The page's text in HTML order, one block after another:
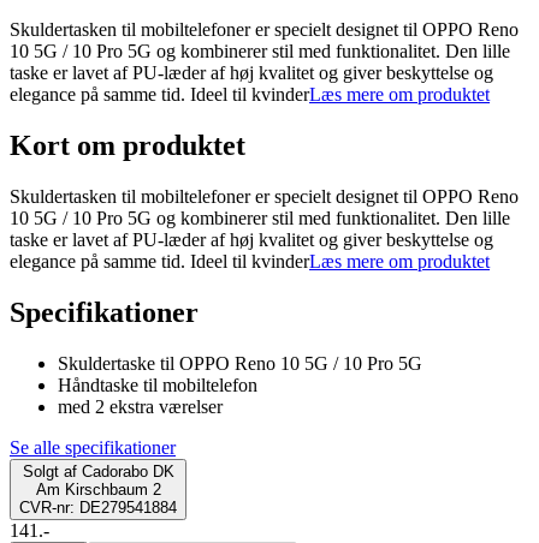
Skuldertasken til mobiltelefoner er specielt designet til OPPO Reno
10 5G / 10 Pro 5G og kombinerer stil med funktionalitet. Den lille
taske er lavet af PU-læder af høj kvalitet og giver beskyttelse og
elegance på samme tid. Ideel til kvinderLæs mere om produktet
Kort om produktet
Skuldertasken til mobiltelefoner er specielt designet til OPPO Reno
10 5G / 10 Pro 5G og kombinerer stil med funktionalitet. Den lille
taske er lavet af PU-læder af høj kvalitet og giver beskyttelse og
elegance på samme tid. Ideel til kvinderLæs mere om produktet
Specifikationer
Skuldertaske til OPPO Reno 10 5G / 10 Pro 5G
Håndtaske til mobiltelefon
med 2 ekstra værelser
Se alle specifikationer
Solgt af Cadorabo DK
Am Kirschbaum 2
CVR-nr: DE279541884
141.-